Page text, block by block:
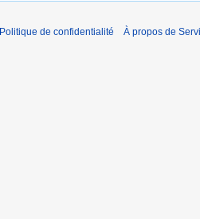
Politique de confidentialité À propos de